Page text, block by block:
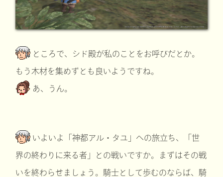
ところで、シド殿が私のことをお呼びだとか。
もう木材を集めずとも良いようですね。
あ、うん。
いよいよ「神都アル・タユ」への旅立ち、「世
界の終わりに来る者」との戦いですか。まずはその戦
いを終わらせましょう。騎士として歩むのならば、騎